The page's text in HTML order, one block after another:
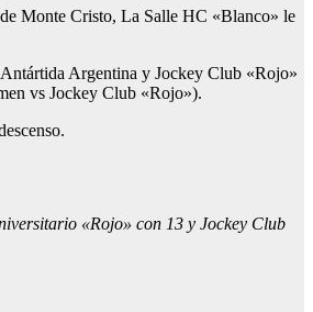
Monte Cristo, La Salle HC «Blanco» le
Argentina y Jockey Club «Rojo»
vs Jockey Club «Rojo»).
«Rojo» con 13 y Jockey Club